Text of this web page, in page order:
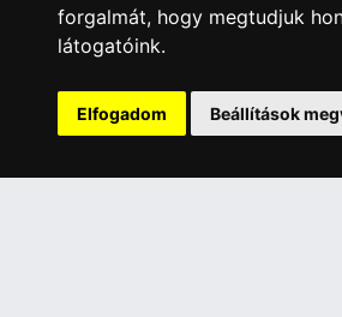
forgalmát, hogy megtudjuk
látogatóink.
Elfogadom Beállítások
INFORMÁCIÓK
Adatkezelési nyilatkozat